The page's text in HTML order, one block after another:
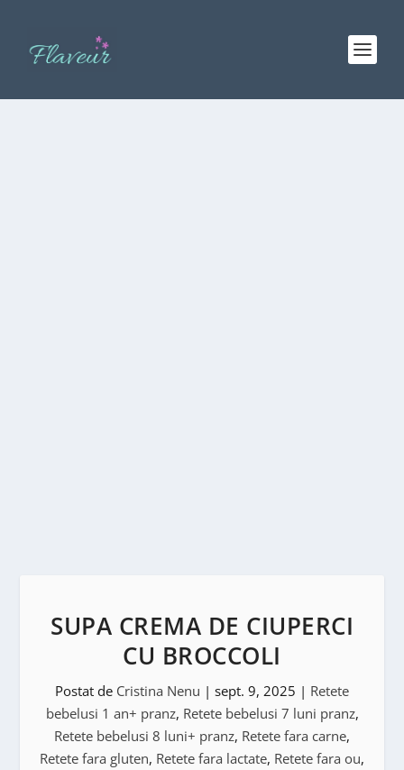
SUPA CREMA DE CIUPERCI
CU BROCCOLI
Postat de Cristina Nenu | sept. 9, 2025 | Retete
bebelusi 1 an+ pranz, Retete bebelusi 7 luni pranz,
Retete bebelusi 8 luni+ pranz, Retete fara carne,
Retete fara gluten, Retete fara lactate, Retete fara ou,